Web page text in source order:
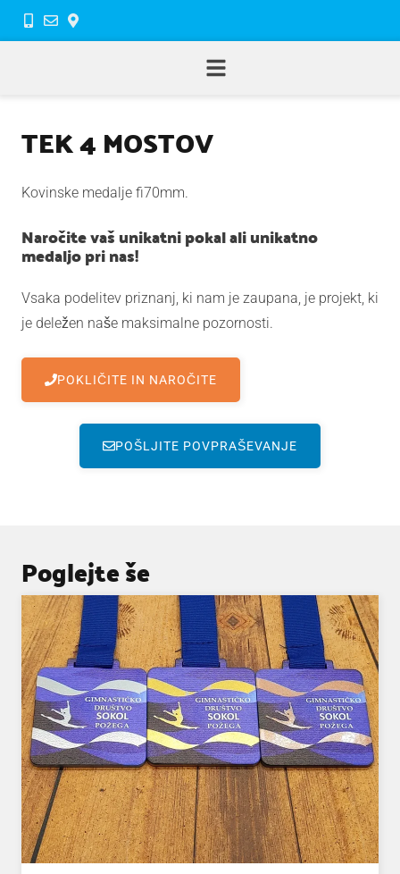
TEK 4 MOSTOV
Kovinske medalje fi70mm.
Naročite vaš unikatni pokal ali unikatno
medaljo pri nas!
Vsaka podelitev priznanj, ki nam je zaupana, je projekt, ki
je deležen naše maksimalne pozornosti.
POKLIČITE IN NAROČITE
POŠLJITE POVPRAŠEVANJE
Poglejte še